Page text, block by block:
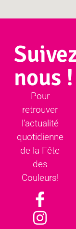
nous !
Pour
retrouver
l’actualité
quotidienne
de la Fête
des
Couleurs!